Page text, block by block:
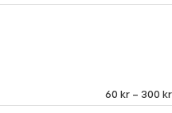
60 kr – 300 kr